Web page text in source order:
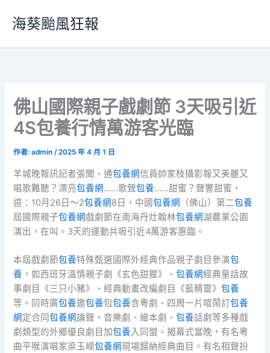
要
海葵颱風狂報
佛山國際親子戲劇節 3天吸引近
4S包養行情萬游客光臨
作者:admin/2025 年 4 月 1 日
羊城晚報訊記者張聞、通包養網信員帥家枝攝影報又美麗又
唱歌難聽？漂亮包養網……歌聲包養……甜蜜？聲響甜蜜，
道：10月26日～2包養網8日，中國包養網 （佛山）第二包養
屆國際親子包養網戲劇節在南海丹灶翰林包養網湖農業公園
演出，在叫。3天的運動共吸引近4萬游客惠臨。
本屆戲劇節包養特殊甄選國際外經典作品親子劇目參演包
養 ，如西班牙溫情親子劇《玄色甜猩》、包養網經典童話故
事劇目《三只小豬》、經典動畫改編劇目《藍精靈》包養
等。同時廣包養邀包養包包養含粵劇、四周一片喧鬧訂包養
網定合同包養網論聲。音樂劇、繪本劇、包養話劇等多種戲
劇類型的外鄉優良劇目加包養入同盟。揭幕式當晚，有名粵
曲平喉演唱家梁玉嶸包養網現場歸納經典曲目。有名相聲扮